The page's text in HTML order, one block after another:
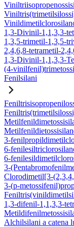
1,3-Divinil-1,1,3,3-
1,3,5-trimetil-1,3,5-
2,4,6,8-tetrametil-
1,3-Divinil-1,1,3,3-
(4-
Fenilsilani
3-
6-
6-
3-
Clorodimetil[3-
3-(p-
1,3-difenil-1,1,3,3-
Alchilsilani a catena